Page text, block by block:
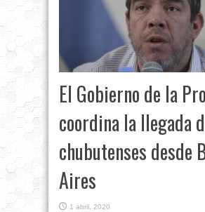
El Gobierno de la
coordina la llegada
chubutenses desde
Aires
1 abril, 2020